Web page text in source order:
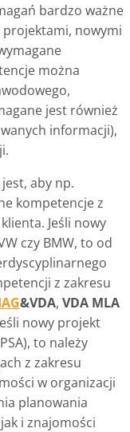
bardzo ważne
projektami, nowymi
można
jest również
informacji),
aby np.
kompetencje z
Jeśli nowy
czy BMW, to od
z zakresu
&VDA, VDA MLA
nowy projekt
to należy
z zakresu
w organizacji
planowania
i znajomości